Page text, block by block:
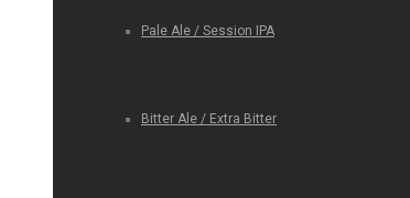
Pale Ale / Session IPA
Bitter Ale / Extra Bitter